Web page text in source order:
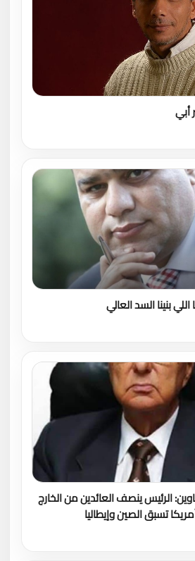
بنينا السد العالي
اليوم في 10 عناوين: الرئيس ينصف العائدين من الخارج
تسبق الصين وإيطاليا